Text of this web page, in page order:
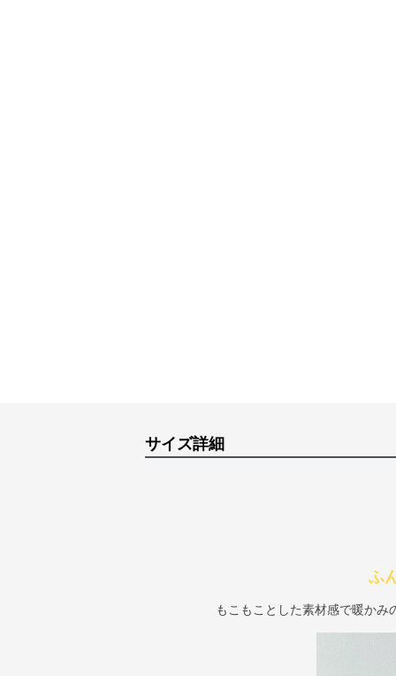
サイズ詳細
ふ
もこもことした素材感で暖かみ